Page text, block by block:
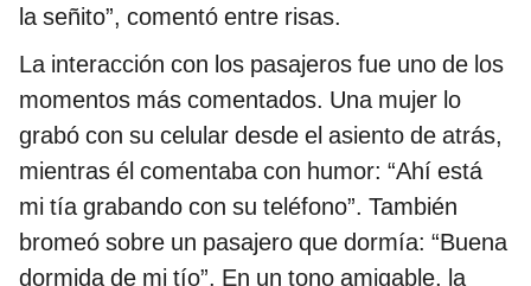
la señito”, comentó entre risas.
La interacción con los pasajeros fue uno de los
momentos más comentados. Una mujer lo
grabó con su celular desde el asiento de atrás,
mientras él comentaba con humor: “Ahí está
mi tía grabando con su teléfono”. También
bromeó sobre un pasajero que dormía: “Buena
dormida de mi tío”. En un tono amigable, la